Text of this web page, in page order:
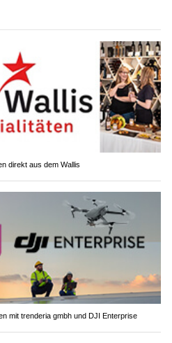
direkt aus dem Wallis
mit trenderia gmbh und DJI Enterprise